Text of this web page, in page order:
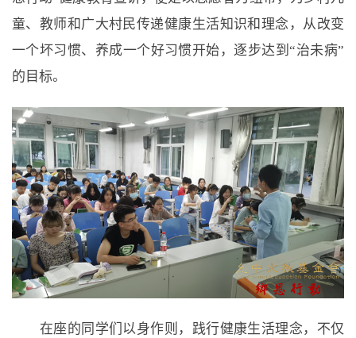
童、教师和广大村民传递健康生活知识和理念，从改变
一个坏习惯、养成一个好习惯开始，逐步达到“治未病”
的目标。
在座的同学们以身作则，践行健康生活理念，不仅